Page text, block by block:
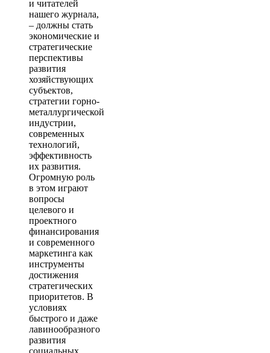
и читателей
нашего журнала,
– должны стать
экономические и
стратегические
перспективы
развития
хозяйствующих
субъектов,
стратегии горно-
металлургической
индустрии,
современных
технологий,
эффективность
их развития.
Огромную роль
в этом играют
вопросы
целевого и
проектного
финансирования
и современного
маркетинга как
инструменты
достижения
стратегических
приоритетов. В
условиях
быстрого и даже
лавинообразного
развития
социальных